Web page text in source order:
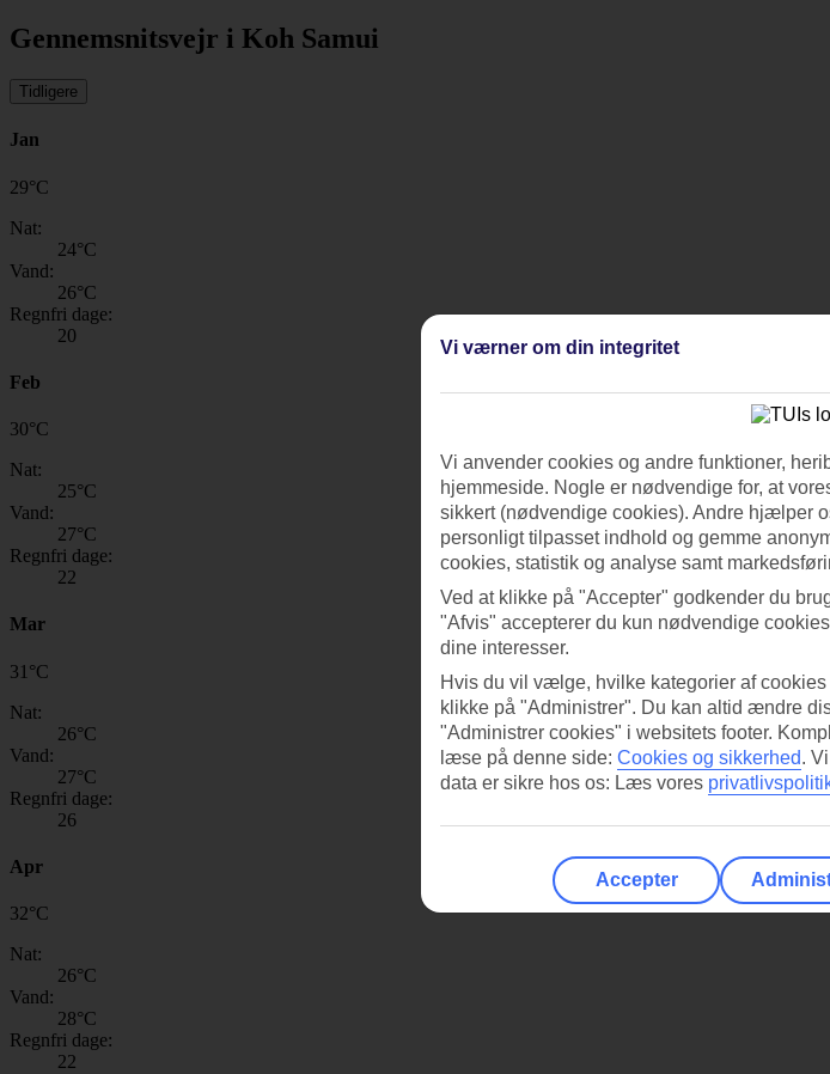
Gennemsnitsvejr i Koh Samui
Tidligere
Jan
29°C
Nat:
24°C
Vand:
26°C
Regnfri dage:
20
Feb
30°C
Nat:
25°C
Vand:
27°C
Regnfri dage:
22
Mar
31 °C
Nat:
26°C
Vand:
27°C
Regnfri dage:
26
Apr
32°C
Nat:
26°C
Vand:
28°C
Regnfri dage:
22
Vi værner om din integritet
Vi anvender cookies og andre funktioner,
hjemmeside. Nogle er nødvendige for, at
sikkert (nødvendige cookies). Andre hjælper
personligt tilpasset indhold og gemme
cookies, statistik og analyse samt
Ved at klikke på "Accepter" godkender du
"Afvis" accepterer du kun nødvendige
dine interesser.
Hvis du vil vælge, hvilke kategorier af
klikke på "Administrer". Du kan altid ændre
"Administrer cookies" i websitets footer.
læse på denne side: Cookies og sikkerhed.
data er sikre hos os: Læs vores
Accepter